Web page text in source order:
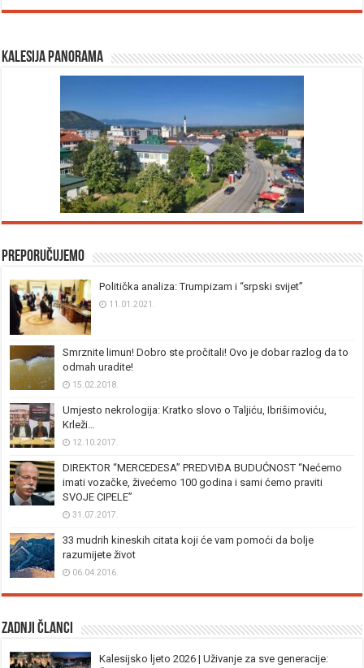
Kalesija panorama
Preporučujemo
Politička analiza: Trumpizam i “srpski svijet”
11.01.2021.
Smrznite limun! Dobro ste pročitali! Ovo je dobar razlog da to
odmah uradite!
15.02.2018.
Umjesto nekrologija: Kratko slovo o Taljiću, Ibrišimoviću,
Krleži…
12.10.2017.
DIREKTOR “MERCEDESA” PREDVIĐA BUDUĆNOST “Nećemo
imati vozačke, živećemo 100 godina i sami ćemo praviti
SVOJE CIPELE”
31.07.2017.
33 mudrih kineskih citata koji će vam pomoći da bolje
razumijete život
06.04.2016.
Zadnji članci
Kalesijsko ljeto 2026 | Uživanje za sve generacije: